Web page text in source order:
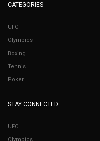
CATEGORIES
UFC
Olympics
Boxing
Tennis
Poker
STAY CONNECTED
UFC
Olympics